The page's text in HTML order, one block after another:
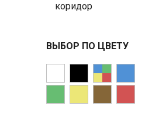
коридор
ВЫБОР ПО ЦВЕТУ